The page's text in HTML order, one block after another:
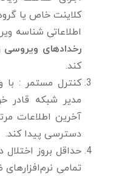
کلاینت خاص یا
اطلاعاتی شناسه
رخدادهای ویروسی
کند.
کنترل مستمر :
مدیر شبکه قادر
آخرین اطلاعات
دسترسی پیدا کند.
حداقل بروز اختلال
تمامی